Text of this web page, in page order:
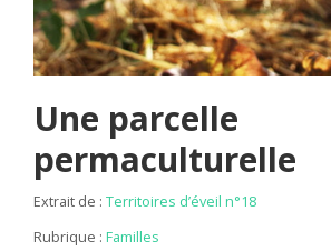
Une parcelle
permaculturelle
Extrait de : Territoires d’éveil n°18
Rubrique : Familles